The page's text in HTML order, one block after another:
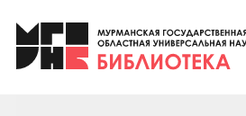
Клуб «Гиря и
Клуб «Семейный